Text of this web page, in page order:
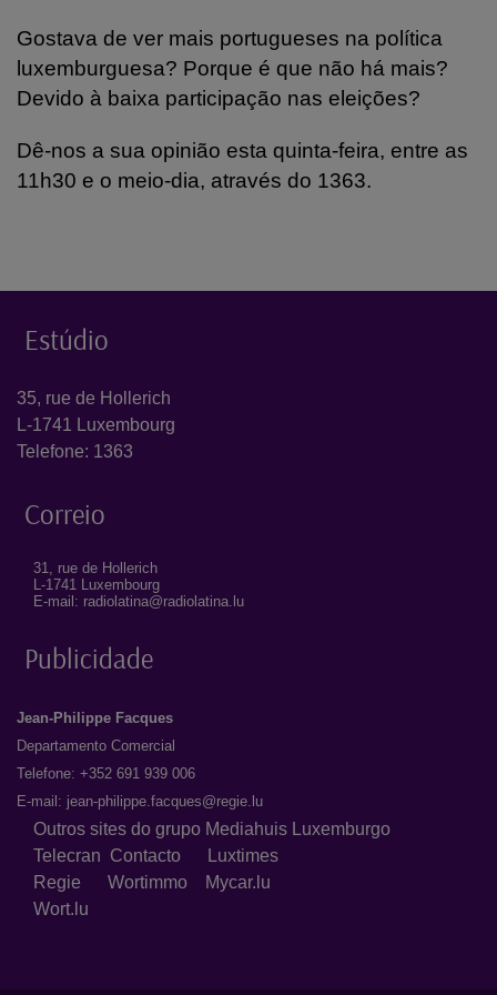
Gostava de ver mais portugueses na política
luxemburguesa? Porque é que não há mais?
Devido à baixa participação nas eleições?
Dê-nos a sua opinião esta quinta-feira, entre as
11h30 e o meio-dia, através do 1363.
Estúdio
35, rue de Hollerich
L-1741 Luxembourg
Telefone: 1363
Correio
31, rue de Hollerich
L-1741 Luxembourg
E-mail: radiolatina@radiolatina.lu
Publicidade
Jean-Philippe Facques
Departamento Comercial
Telefone: +352 691 939 006
E-mail: jean-philippe.facques@regie.lu
Outros sites do grupo Mediahuis Luxemburgo
Telecran Contacto
Luxtimes
Regie Wortimmo
Mycar.lu
Wort.lu